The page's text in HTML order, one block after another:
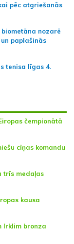
pēc atgriešanās
nozarē
paplašinās
tenisa līgas 4.
čempionātā
cīņas komandu
trīs medaļas
kausa
Irklim bronza